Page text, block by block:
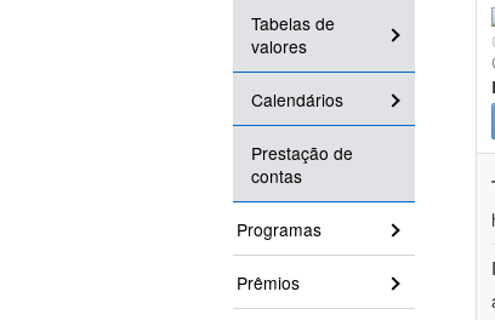
Tabelas de
valores
Calendários
Prestação de
contas
Programas
Prêmios